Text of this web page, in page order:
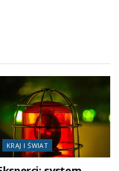
KRAJ I ŚWIAT